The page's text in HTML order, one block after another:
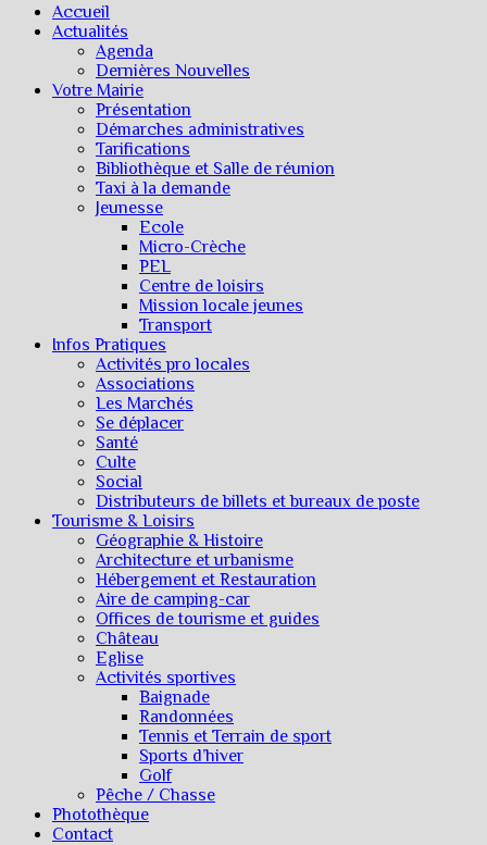
Accueil
Actualités
Agenda
Dernières Nouvelles
Votre Mairie
Présentation
Démarches administratives
Tarifications
Bibliothèque et Salle de réunion
Taxi à la demande
Jeunesse
Ecole
Micro-Crèche
PEL
Centre de loisirs
Mission locale jeunes
Transport
Infos Pratiques
Activités pro locales
Associations
Les Marchés
Se déplacer
Santé
Culte
Social
Distributeurs de billets et bureaux de poste
Tourisme & Loisirs
Géographie & Histoire
Architecture et urbanisme
Hébergement et Restauration
Aire de camping-car
Offices de tourisme et guides
Château
Eglise
Activités sportives
Baignade
Randonnées
Tennis et Terrain de sport
Sports d’hiver
Golf
Pêche / Chasse
Photothèque
Contact